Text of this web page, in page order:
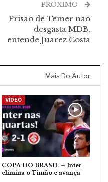
PRÓXIMO
Prisão de Temer não
desgasta MDB,
entende Juarez Costa
Mais Do Autor
VÍDEO
COPA DO BRASIL – Inter
elimina o Timão e avança